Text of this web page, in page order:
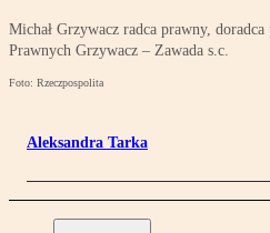
Michał Grzywacz radca prawny,
Prawnych Grzywacz – Zawada s.c.
Foto: Rzeczpospolita
Aleksandra Tarka